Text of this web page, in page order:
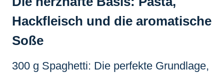
Hackfleisch und die aromatische
Soße
300 g Spaghetti: Die perfekte Grundlage,